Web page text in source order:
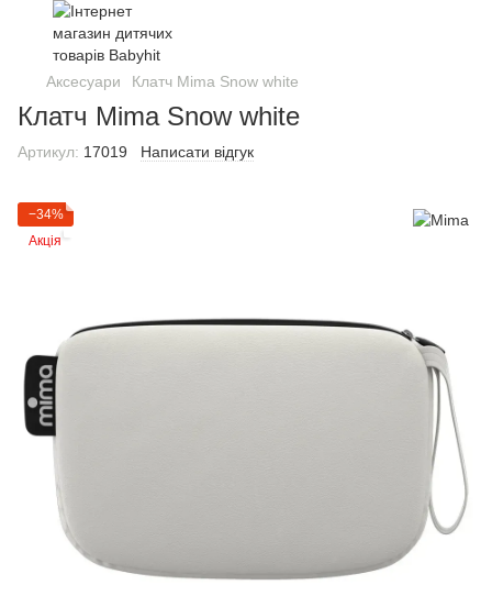
Аксесуари Клатч Mima Snow white
Клатч Mima Snow white
Артикул: 17019 Написати відгук
−34%
Акція